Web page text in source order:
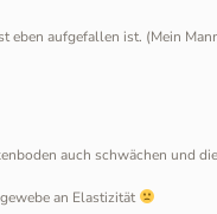
aufgefallen ist. (Mein
auch schwächen und
an Elastizität